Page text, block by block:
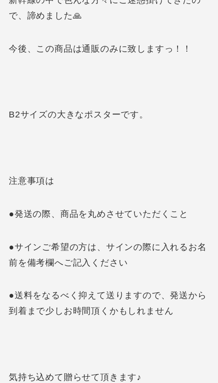
で、諦めました🙏
今後、この商品は通販のみに致しますっ！！
B2サイズの大きなポスターです。
注意事項は
●発送の際、商品を丸めさせていただくこと
●サインご希望の方は、サインの際に入れるお名
前を備考欄へご記入ください
●送料をなるべく抑えて送りますので、発送から
到着まで少しお時間頂くかもしれません
気持ち込めて贈らせて頂きます♪